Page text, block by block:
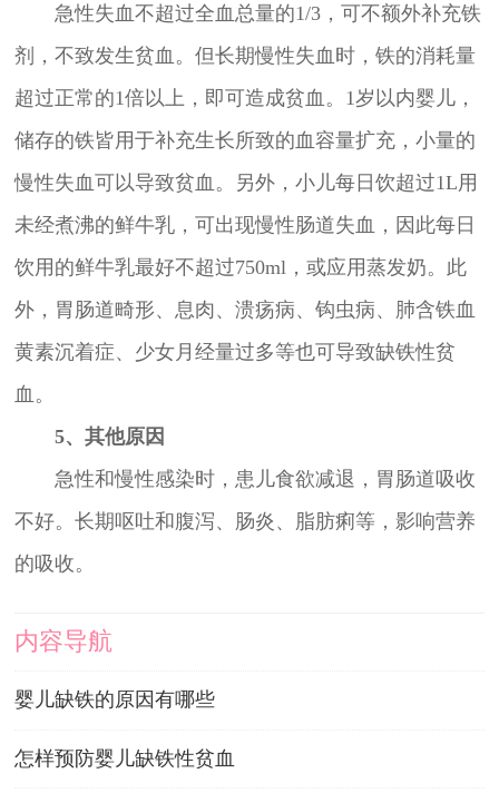
急性失血不超过全血总量的1/3，可不额外补充铁
剂，不致发生贫血。但长期慢性失血时，铁的消耗量
超过正常的1倍以上，即可造成贫血。1岁以内婴儿，
储存的铁皆用于补充生长所致的血容量扩充，小量的
慢性失血可以导致贫血。另外，小儿每日饮超过1L用
未经煮沸的鲜牛乳，可出现慢性肠道失血，因此每日
饮用的鲜牛乳最好不超过750ml，或应用蒸发奶。此
外，胃肠道畸形、息肉、溃疡病、钩虫病、肺含铁血
黄素沉着症、少女月经量过多等也可导致缺铁性贫
血。
5、其他原因
急性和慢性感染时，患儿食欲减退，胃肠道吸收
不好。长期呕吐和腹泻、肠炎、脂肪痢等，影响营养
的吸收。
内容导航
婴儿缺铁的原因有哪些
怎样预防婴儿缺铁性贫血